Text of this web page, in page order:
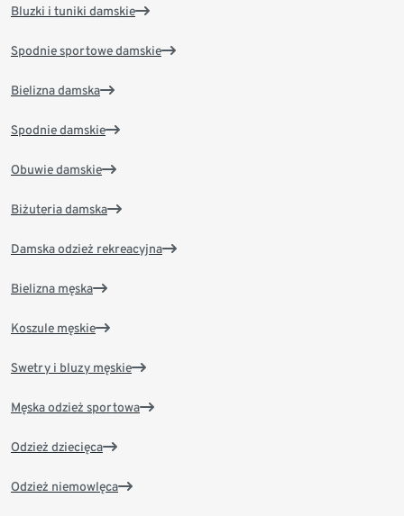
Bluzki i tuniki damskie
Spodnie sportowe damskie
Bielizna damska
Spodnie damskie
Obuwie damskie
Biżuteria damska
Damska odzież rekreacyjna
Bielizna męska
Koszule męskie
Swetry i bluzy męskie
Męska odzież sportowa
Odzież dziecięca
Odzież niemowlęca